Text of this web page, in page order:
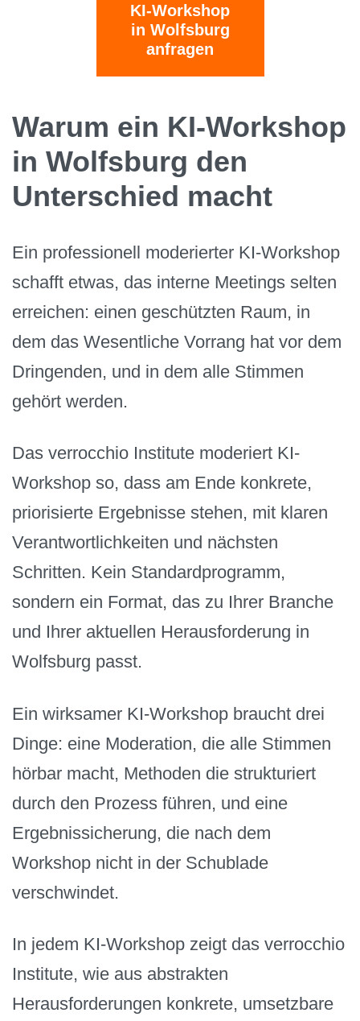
KI-Workshop
in Wolfsburg
anfragen
Warum ein KI-Workshop
in Wolfsburg den
Unterschied macht
Ein professionell moderierter KI-Workshop
schafft etwas, das interne Meetings selten
erreichen: einen geschützten Raum, in
dem das Wesentliche Vorrang hat vor dem
Dringenden, und in dem alle Stimmen
gehört werden.
Das verrocchio Institute moderiert KI-
Workshop so, dass am Ende konkrete,
priorisierte Ergebnisse stehen, mit klaren
Verantwortlichkeiten und nächsten
Schritten. Kein Standardprogramm,
sondern ein Format, das zu Ihrer Branche
und Ihrer aktuellen Herausforderung in
Wolfsburg passt.
Ein wirksamer KI-Workshop braucht drei
Dinge: eine Moderation, die alle Stimmen
hörbar macht, Methoden die strukturiert
durch den Prozess führen, und eine
Ergebnissicherung, die nach dem
Workshop nicht in der Schublade
verschwindet.
In jedem KI-Workshop zeigt das verrocchio
Institute, wie aus abstrakten
Herausforderungen konkrete, umsetzbare